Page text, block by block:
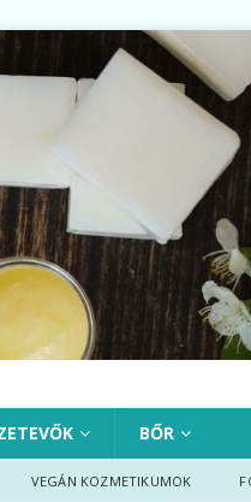
BŐR
VEGÁN KOZMETIKUMOK